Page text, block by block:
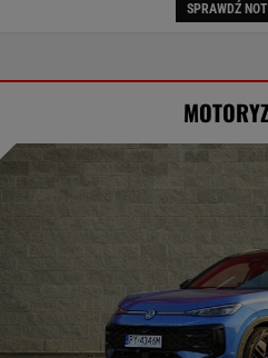
SPRAWDŹ